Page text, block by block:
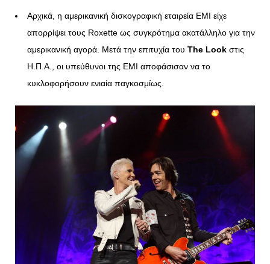
Αρχικά, η αμερικανική δισκογραφική εταιρεία EMI είχε
απορρίψει τους Roxette ως συγκρότημα ακατάλληλο για την
αμερικανική αγορά. Μετά την επιτυχία του The Look στις
Η.Π.Α., οι υπεύθυνοι της EMI αποφάσισαν να το
κυκλοφορήσουν ενιαία παγκοσμίως.